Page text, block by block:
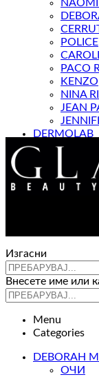
POLICE
PACO
KENZO
NINA
JEAN
DERMOLAB
МАГАЗИН
Изгасни
Внесете име или
Menu
Categories
DEBORAH
ОЧИ